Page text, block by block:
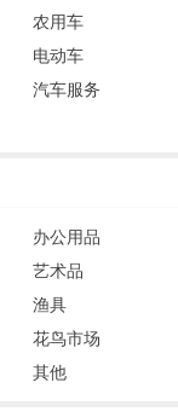
农用车
电动车
汽车服务
办公用品
艺术品
渔具
花鸟市场
其他